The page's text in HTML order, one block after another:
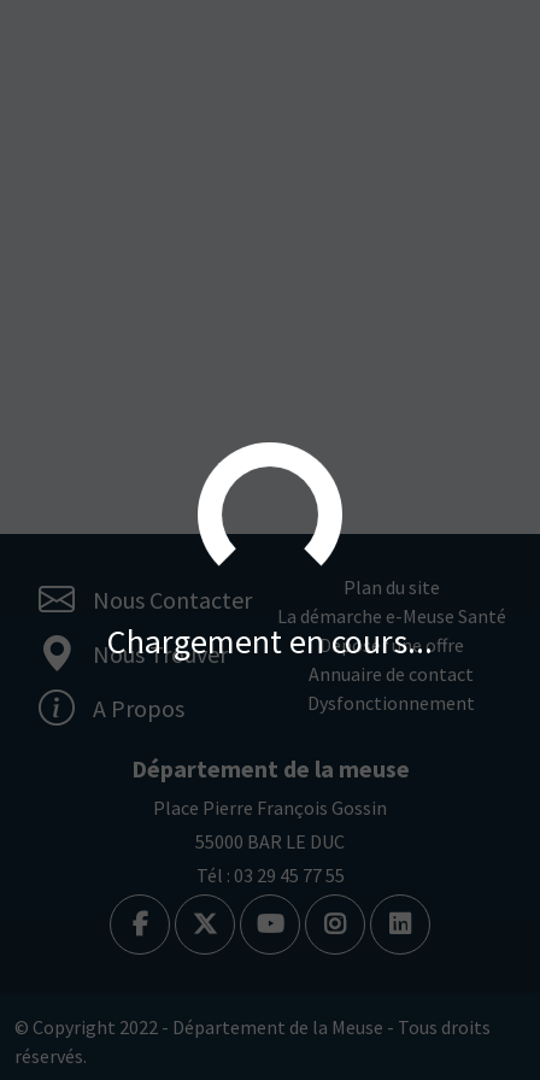
Nous Contacter
Nous Trouver
A Propos
Plan du site
La démarche e-Meuse Santé
Déposer une offre
Annuaire de contact
Dysfonctionnement
Département de la meuse
Place Pierre François Gossin
55000 BAR LE DUC
Tél : 03 29 45 77 55
© Copyright 2022 - Département de la Meuse - Tous droits
réservés.
Chargement en cours...